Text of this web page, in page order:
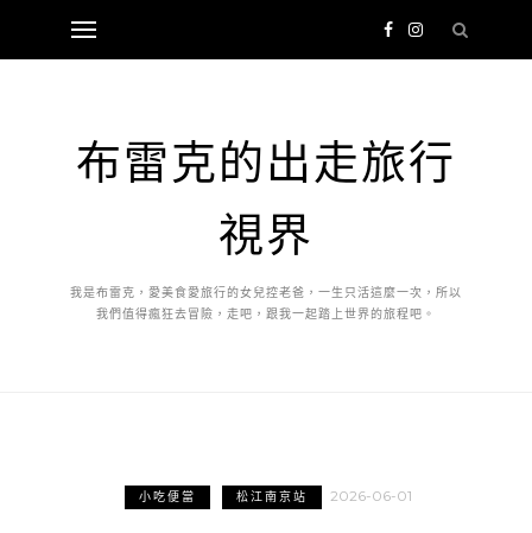
布雷克的出走旅行
視界
我是布雷克，愛美食愛旅行的女兒控老爸，一生只活這麼一次，所以
我們值得瘋狂去冒險，走吧，跟我一起踏上世界的旅程吧。
小吃便當 松江南京站 2026-06-01